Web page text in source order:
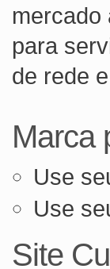
mercado
para
de rede
Marca
Use
Use
Site